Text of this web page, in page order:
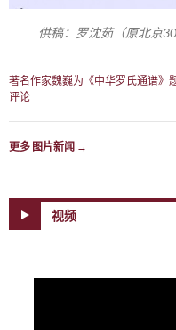
供稿：罗沈茹（原北京
著名作家魏巍为《中华罗氏通谱》
评论
更多 图片新闻 →
视频